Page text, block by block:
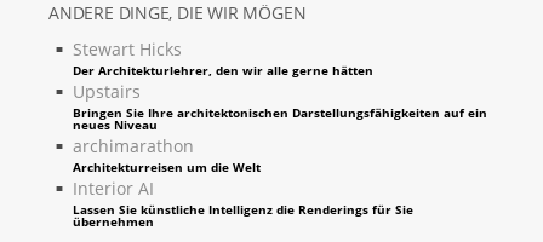
ANDERE DINGE, DIE WIR MÖGEN
Stewart Hicks
Der Architekturlehrer, den wir alle gerne hätten
Upstairs
Bringen Sie Ihre architektonischen Darstellungsfähigkeiten auf ein
neues Niveau
archimarathon
Architekturreisen um die Welt
Interior AI
Lassen Sie künstliche Intelligenz die Renderings für Sie
übernehmen